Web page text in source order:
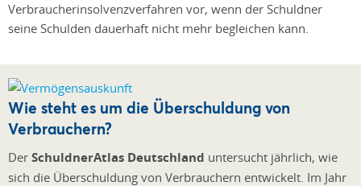
Verbraucherinsolvenzverfahren vor, wenn der Schuldner
seine Schulden dauerhaft nicht mehr begleichen kann.
Wie steht es um die Überschuldung von
Verbrauchern?
Der SchuldnerAtlas Deutschland untersucht jährlich, wie
sich die Überschuldung von Verbrauchern entwickelt. Im Jahr